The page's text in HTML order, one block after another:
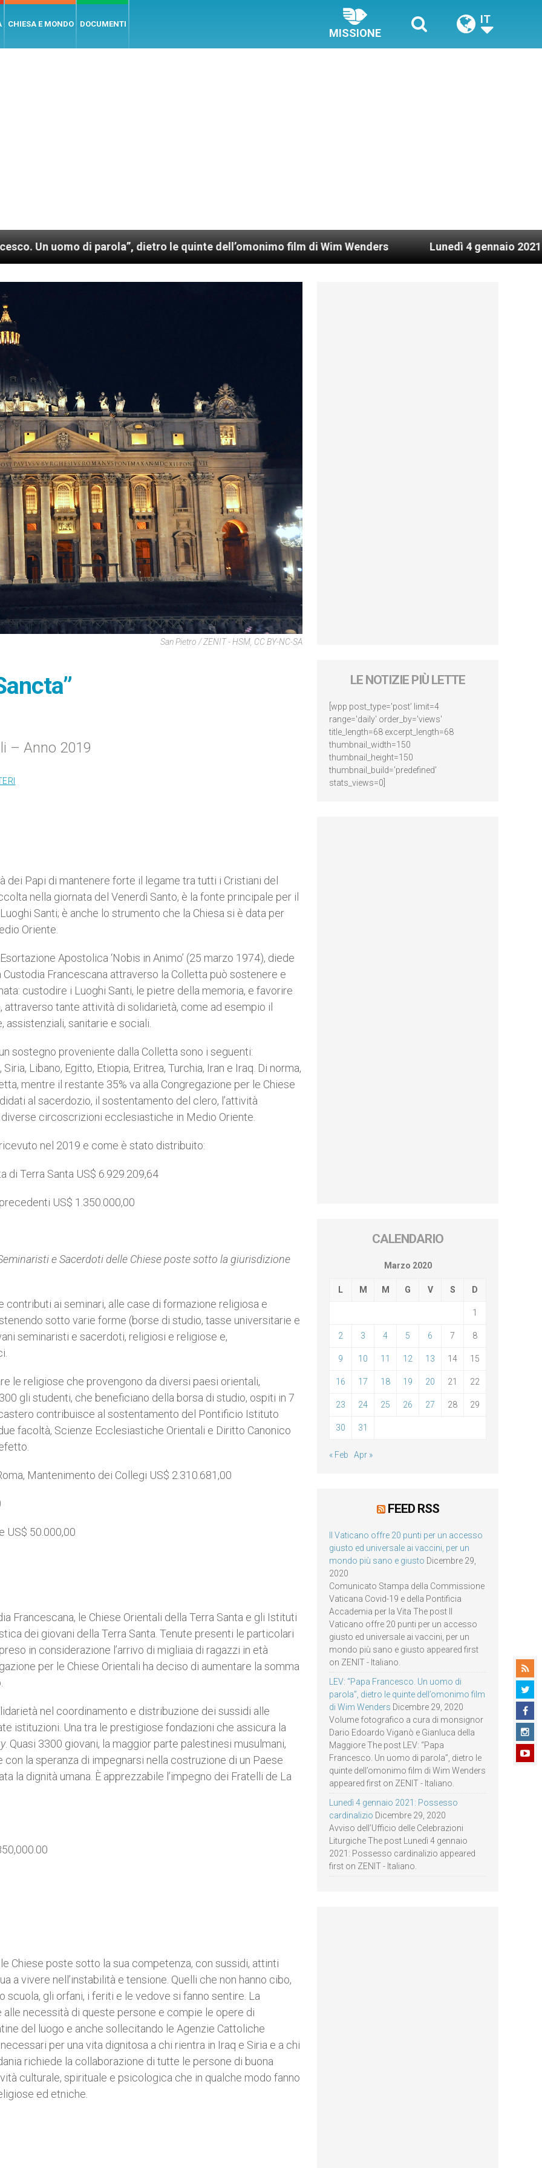
CHIESA E MONDO DOCUMENTI
MISSIONE
IT
dietro le quinte dell’omonimo film di Wim Wenders Lunedì 4 gennaio 2021: Possesso
San Pietro / ZENIT - HSM, CC BY-NC-SA
– Anno 2019
dei Papi di mantenere forte il legame tra tutti i Cristiani del
nella giornata del Venerdì Santo, è la fonte principale per il
Santi; è anche lo strumento che la Chiesa si è data per
Oriente.
Apostolica ‘Nobis in Animo’ (25 marzo 1974), diede
Francescana attraverso la Colletta può sostenere e
custodire i Luoghi Santi, le pietre della memoria, e favorire
attraverso tante attività di solidarietà, come ad esempio il
sanitarie e sociali.
sostegno proveniente dalla Colletta sono i seguenti:
Libano, Egitto, Etiopia, Eritrea, Turchia, Iran e Iraq. Di norma,
mentre il restante 35% va alla Congregazione per le Chiese
al sacerdozio, il sostentamento del clero, l’attività
circoscrizioni ecclesiastiche in Medio Oriente.
nel 2019 e come è stato distribuito:
di Terra Santa US$ 6.929.209,64
US$ 1.350.000,00
e Sacerdoti delle Chiese poste sotto la giurisdizione
ai seminari, alle case di formazione religiosa e
sotto varie forme (borse di studio, tasse universitarie e
seminaristi e sacerdoti, religiosi e religiose e,
le religiose che provengono da diversi paesi orientali,
gli studenti, che beneficiano della borsa di studio, ospiti in 7
contribuisce al sostentamento del Pontificio Istituto
facoltà, Scienze Ecclesiastiche Orientali e Diritto Canonico
Mantenimento dei Collegi US$ 2.310.681,00
US$ 50.000,00
Francescana, le Chiese Orientali della Terra Santa e gli Istituti
dei giovani della Terra Santa. Tenute presenti le particolari
in considerazione l’arrivo di migliaia di ragazzi in età
per le Chiese Orientali ha deciso di aumentare la somma
nel coordinamento e distribuzione dei sussidi alle
istituzioni. Una tra le prestigiose fondazioni che assicura la
. Quasi 3300 giovani, la maggior parte palestinesi musulmani,
la speranza di impegnarsi nella costruzione di un Paese
la dignità umana. È apprezzabile l’impegno dei Fratelli de La
Chiese poste sotto la sua competenza, con sussidi, attinti
a vivere nell’instabilità e tensione. Quelli che non hanno cibo,
scuola, gli orfani, i feriti e le vedove si fanno sentire. La
necessità di queste persone e compie le opere di
del luogo e anche sollecitando le Agenzie Cattoliche
per una vita dignitosa a chi rientra in Iraq e Siria e a chi
richiede la collaborazione di tutte le persone di buona
culturale, spirituale e psicologica che in qualche modo fanno
ed etniche.
LE NOTIZIE PIÙ LETTE
[wpp post_type='post' limit=4
range='daily' order_by='views'
title_length=68 excerpt_length=68
thumbnail_width=150
thumbnail_height=150
thumbnail_build='predefined'
stats_views=0]
CALENDARIO
Marzo 2020
L M M G V S D
1
2 3 4 5 6 7 8
9 10 11 12 13 14 15
16 17 18 19 20 21 22
23 24 25 26 27 28 29
30 31
« Feb Apr »
FEED RSS
Il Vaticano offre 20 punti per un accesso
giusto ed universale ai vaccini, per un
mondo più sano e giusto Dicembre 29,
2020
Comunicato Stampa della Commissione
Vaticana Covid-19 e della Pontificia
Accademia per la Vita The post Il
Vaticano offre 20 punti per un accesso
giusto ed universale ai vaccini, per un
mondo più sano e giusto appeared first
on ZENIT - Italiano.
LEV: “Papa Francesco. Un uomo di
parola”, dietro le quinte dell’omonimo film
di Wim Wenders Dicembre 29, 2020
Volume fotografico a cura di monsignor
Dario Edoardo Viganò e Gianluca della
Maggiore The post LEV: “Papa
Francesco. Un uomo di parola”, dietro le
quinte dell’omonimo film di Wim Wenders
appeared first on ZENIT - Italiano.
Lunedì 4 gennaio 2021: Possesso
cardinalizio Dicembre 29, 2020
Avviso dell’Ufficio delle Celebrazioni
Liturgiche The post Lunedì 4 gennaio
2021: Possesso cardinalizio appeared
first on ZENIT - Italiano.